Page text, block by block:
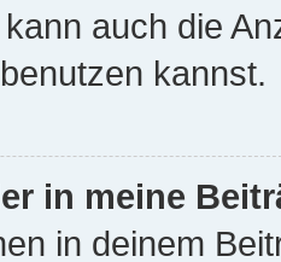
auch die
kannst.
in meine
in deinem